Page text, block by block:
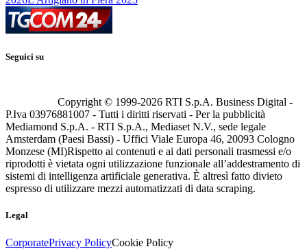
Seguici su
Copyright © 1999-2026 RTI S.p.A. Business Digital -
P.Iva 03976881007 - Tutti i diritti riservati - Per la pubblicità
Mediamond S.p.A. - RTI S.p.A., Mediaset N.V., sede legale
Amsterdam (Paesi Bassi) - Uffici Viale Europa 46, 20093 Cologno
Monzese (MI)Rispetto ai contenuti e ai dati personali trasmessi e/o
riprodotti è vietata ogni utilizzazione funzionale all’addestramento di
sistemi di intelligenza artificiale generativa. È altresì fatto divieto
espresso di utilizzare mezzi automatizzati di data scraping.
Legal
CorporatePrivacy PolicyCookie Policy